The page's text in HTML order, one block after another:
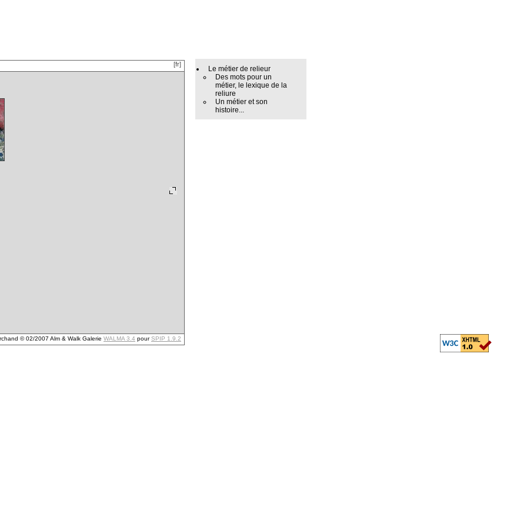
Le métier de relieur
Des mots pour un
métier, le lexique de la
reliure
Un métier et son
histoire...
[fr]
© 02/2007 Alm & Walk Galerie WALMA 3.4 pourSPIP 1.9.2